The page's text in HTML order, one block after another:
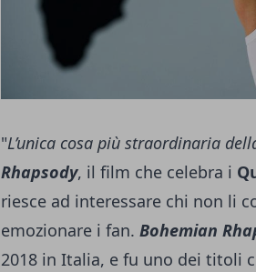
"L’unica cosa più straordinaria
Rhapsody, il film che celebra i
riesce ad interessare chi non li
emozionare i fan. Bohemian
2018 in Italia, e fu uno dei titoli